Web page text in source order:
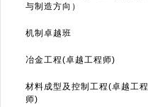
与制造方向）
机制卓越班
冶金工程(卓越工程师)
材料成型及控制工程(卓越工程
师)